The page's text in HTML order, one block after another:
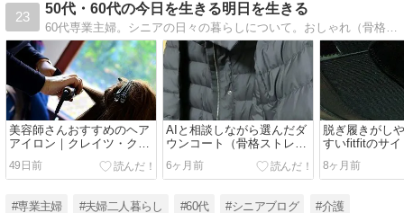
23
50代・60代の今日を生きる明日を生きる
60代専業主婦。シニアの日々の暮らしについて。おしゃれ（骨格ストレート・ブルベ冬）、美味しいもの、好きなもの、親たちの介護etc.
美容師さんおすすめのヘア
アイロン｜クレイツ・クラ
インストレート
49日前
AIと相談しながら選んだダ
ウンコート（骨格ストレー
6ヶ月前
脱ぎ履きがし
すいfitfitのサイ
8ヶ月前
#専業主婦 #夫婦二人暮らし #60代 #シニアブログ #介護